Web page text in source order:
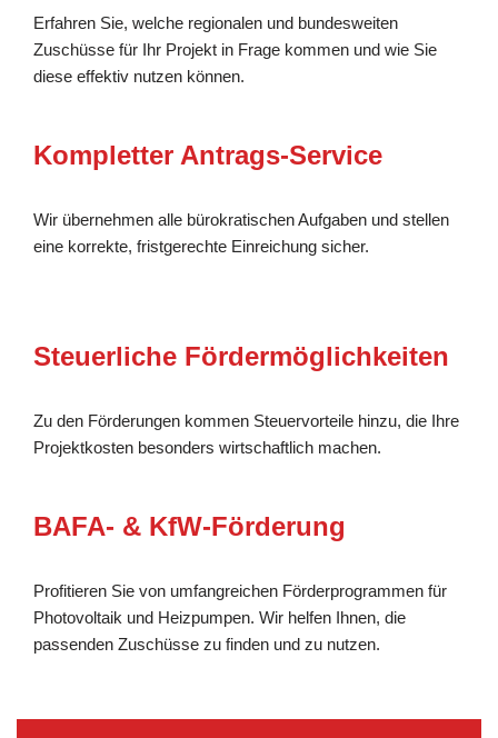
Erfahren Sie, welche regionalen und bundesweiten
Zuschüsse für Ihr Projekt in Frage kommen und wie Sie
diese effektiv nutzen können.
Kompletter Antrags-Service
Wir übernehmen alle bürokratischen Aufgaben und stellen
eine korrekte, fristgerechte Einreichung sicher.
Steuerliche Fördermöglichkeiten
Zu den Förderungen kommen Steuervorteile hinzu, die Ihre
Projektkosten besonders wirtschaftlich machen.
BAFA- & KfW-Förderung
Profitieren Sie von umfangreichen Förderprogrammen für
Photovoltaik und Heizpumpen. Wir helfen Ihnen, die
passenden Zuschüsse zu finden und zu nutzen.